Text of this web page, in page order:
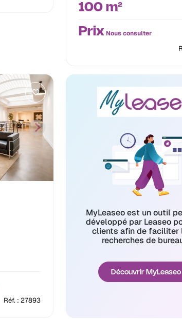
100 m²
Prix Nous consulter
Réf. : 27893
MyLeaseo est un outil
développé par Leaseo
clients afin de faciliter
recherches de
Découvrir MyLeaseo